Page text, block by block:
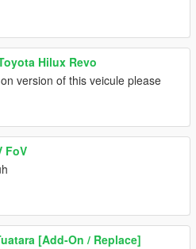
Hilux Revo
version of this veicule please
FoV
[Add-On / Replace]